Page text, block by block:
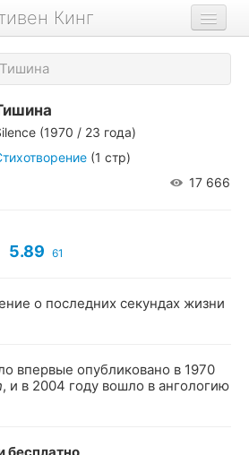
Кинг
Тишина
(1970 / 23 года)
(1 стр)
17 666
5.89 61
о последних секундах жизни
впервые опубликовано в 1970
, и в 2004 году вошло в ангологию